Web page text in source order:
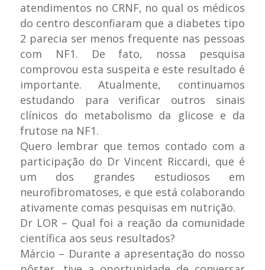
atendimentos no CRNF, no qual os médicos
do centro desconfiaram que a diabetes tipo
2 parecia ser menos frequente nas pessoas
com NF1. De fato, nossa pesquisa
comprovou esta suspeita e este resultado é
importante. Atualmente, continuamos
estudando para verificar outros sinais
clínicos do metabolismo da glicose e da
frutose na NF1.
Quero lembrar que temos contado com a
participação do Dr Vincent Riccardi, que é
um dos grandes estudiosos em
neurofibromatoses, e que está colaborando
ativamente comas pesquisas em nutrição.
Dr LOR – Qual foi a reação da comunidade
científica aos seus resultados?
Márcio – Durante a apresentação do nosso